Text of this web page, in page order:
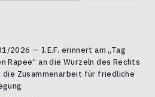
2026 — I.E.F. erinnert am „Tag
Rapee“ an die Wurzeln des Rechts
die Zusammenarbeit für friedliche